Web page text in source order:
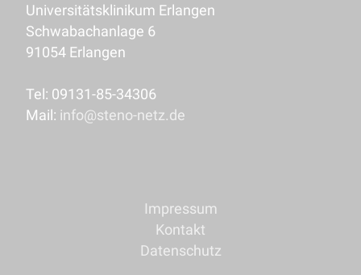
Universitätsklinikum Erlangen
Schwabachanlage 6
91054 Erlangen
Tel: 09131-85-34306
Mail: info@steno-netz.de
Impressum
Kontakt
Datenschutz